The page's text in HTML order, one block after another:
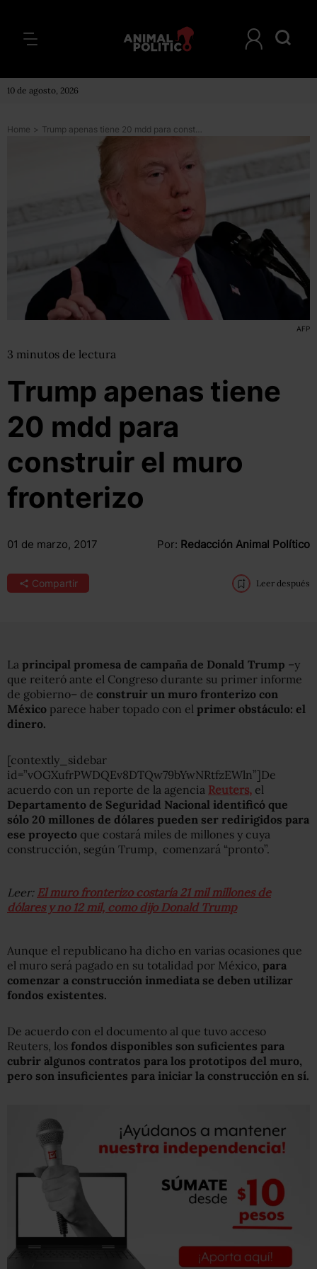
10 de agosto, 2026
Home > Trump apenas tiene 20 mdd para construir el muro fronterizo
AFP
3 minutos de lectura
Trump apenas tiene
20 mdd para
construir el muro
fronterizo
01 de marzo, 2017 Por: Redacción Animal Político
Compartir Leer después
La principal promesa de campaña de Donald Trump –y
que reiteró ante el Congreso durante su primer informe
de gobierno– de construir un muro fronterizo con
México parece haber topado con el primer obstáculo: el
dinero.
[contextly_sidebar
id=”vOGXufrPWDQEv8DTQw79bYwNRtfzEWln”]De
acuerdo con un reporte de la agencia Reuters, el
Departamento de Seguridad Nacional identificó que
sólo 20 millones de dólares pueden ser redirigidos para
ese proyecto que costará miles de millones y cuya
construcción, según Trump, comenzará “pronto”.
Leer: El muro fronterizo costaría 21 mil millones de
dólares y no 12 mil, como dijo Donald Trump
Aunque el republicano ha dicho en varias ocasiones que
el muro será pagado en su totalidad por México, para
comenzar a construcción inmediata se deben utilizar
fondos existentes.
De acuerdo con el documento al que tuvo acceso
Reuters, los fondos disponibles son suficientes para
cubrir algunos contratos para los prototipos del muro,
pero son insuficientes para iniciar la construcción en sí.